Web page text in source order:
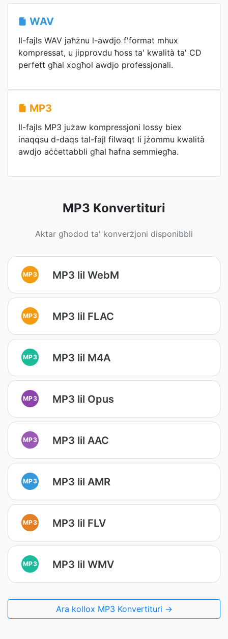
WAV
Il-fajls WAV jaħżnu l-awdjo f'format mhux
kompressat, u jipprovdu ħoss ta' kwalità ta' CD
perfett għal xogħol awdjo professjonali.
MP3
Il-fajls MP3 jużaw kompressjoni lossy biex
inaqqsu d-daqs tal-fajl filwaqt li jżommu kwalità
awdjo aċċettabbli għal ħafna semmiegħa.
MP3 Konvertituri
Aktar għodod ta' konverżjoni disponibbli
MP3 MP3 lil WebM
MP3 MP3 lil FLAC
MP3 MP3 lil M4A
MP3 MP3 lil Opus
MP3 MP3 lil AAC
MP3 MP3 lil AMR
MP3 MP3 lil FLV
MP3 MP3 lil WMV
Ara kollox MP3 Konvertituri →